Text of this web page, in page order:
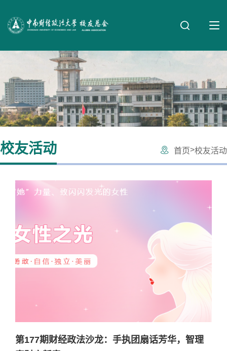
校友活动 首页>校友活动
第177期财经政法沙龙：手执团扇话芳华，智理